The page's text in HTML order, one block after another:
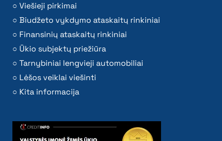
Viešieji pirkimai
Biudžeto vykdymo ataskaitų rinkiniai
Finansinių ataskaitų rinkiniai
Ūkio subjektų priežiūra
Tarnybiniai lengvieji automobiliai
Lėšos veiklai viešinti
Kita informacija